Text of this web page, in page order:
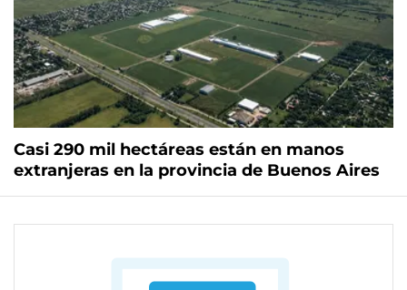
Casi 290 mil hectáreas están en manos
extranjeras en la provincia de Buenos Aires